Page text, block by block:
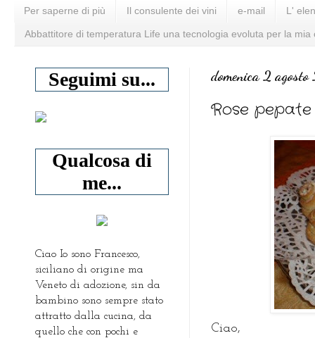
Per saperne di più Il consulente dei vini e-mail L'
Abbattitore di temperatura Life una tecnologia evoluta per la mia
domenica 2
Rose
Ciao,
Seguimi su...
Qualcosa di
me...
Ciao Io sono Francesco,
siciliano di origine ma
Veneto di adozione, sin da
bambino sono sempre stato
attratto dalla cucina, da
quello che con pochi e